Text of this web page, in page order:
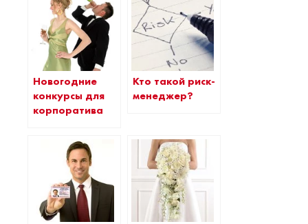
Новогодние
конкурсы для
корпоратива
Кто такой риск-
менеджер?